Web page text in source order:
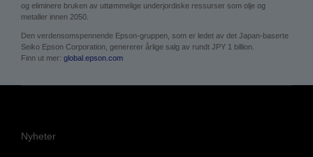
og eliminere bruken av uttømmelige underjordiske ressurser som olje og
metaller innen 2050.
Den verdensomspennende Epson-gruppen, som er ledet av det Japan-baserte
Seiko Epson Corporation, genererer årlige salg av rundt JPY 1 billion.
Finn ut mer: global.epson.com
Nyheter